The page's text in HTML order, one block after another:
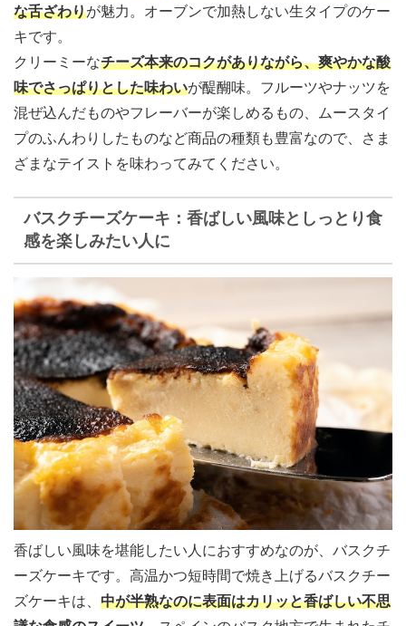
な舌ざわりが魅力。オーブンで加熱しない生タイプのケー
キです。
クリーミーなチーズ本来のコクがありながら、爽やかな酸
味でさっぱりとした味わいが醍醐味。フルーツやナッツを
混ぜ込んだものやフレーバーが楽しめるもの、ムースタイ
プのふんわりしたものなど商品の種類も豊富なので、さま
ざまなテイストを味わってみてください。
バスクチーズケーキ：香ばしい風味としっとり食
感を楽しみたい人に
香ばしい風味を堪能したい人におすすめなのが、バスクチ
ーズケーキです。高温かつ短時間で焼き上げるバスクチー
ズケーキは、 中が半熟なのに表面はカリッと香ばしい不思